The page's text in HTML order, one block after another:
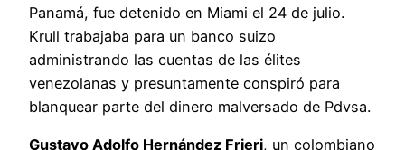
Panamá, fue detenido en Miami el 24 de julio.
Krull trabajaba para un banco suizo
administrando las cuentas de las élites
venezolanas y presuntamente conspiró para
blanquear parte del dinero malversado de Pdvsa.
Gustavo Adolfo Hernández Frieri, un colombiano